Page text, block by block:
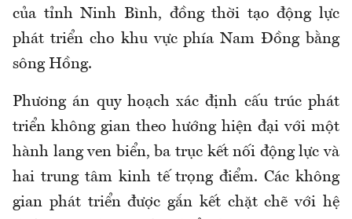
của tỉnh Ninh Bình, đồng thời tạo động lực
phát triển cho khu vực phía Nam Đồng bằng
sông Hồng.
Phương án quy hoạch xác định cấu trúc phát
triển không gian theo hướng hiện đại với một
hành lang ven biển, ba trục kết nối động lực và
hai trung tâm kinh tế trọng điểm. Các không
gian phát triển được gắn kết chặt chẽ với hệ